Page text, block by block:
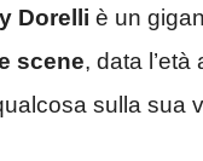
Dorelli è un
scene, data
sulla sua